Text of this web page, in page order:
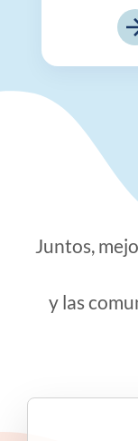
Juntos,
y las